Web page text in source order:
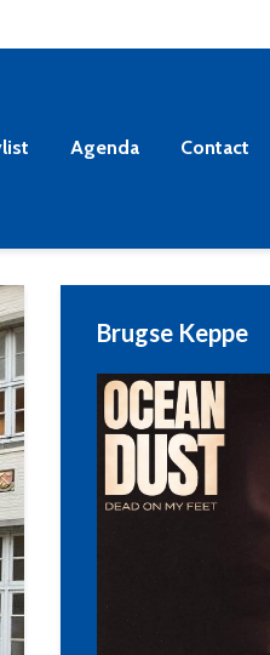
Agenda Contact
Brugse Keppe